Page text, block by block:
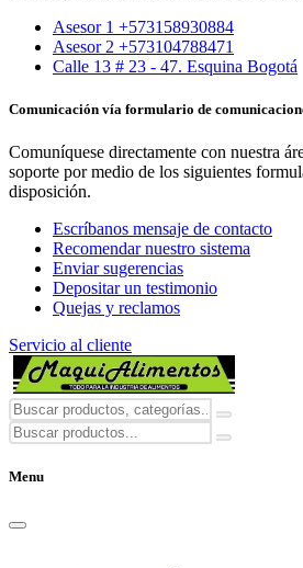
Asesor 1 +573158930884
Asesor 2 +573104788471
Calle 13 # 23 - 47. Esquina Bogotá
Comunicación vía formulario de
Comuníquese directamente con nuestra
soporte por medio de los siguientes
disposición.
Escríbanos mensaje de contacto
Recomendar nuestro sistema
Enviar sugerencias
Depositar un testimonio
Quejas y reclamos
Servicio al cliente
Menu